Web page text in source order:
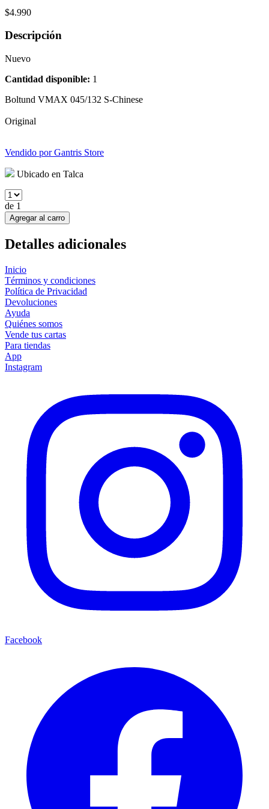
$4.990
Descripción
Nuevo
Cantidad disponible: 1
Boltund VMAX 045/132 S-Chinese
Original
Vendido porGantris Store
Ubicado en Talca
de 1
Agregar al carro
Detalles adicionales
Inicio
Términos y condiciones
Política de Privacidad
Devoluciones
Ayuda
Quiénes somos
Vende tus cartas
Para tiendas
App
Instagram
Facebook